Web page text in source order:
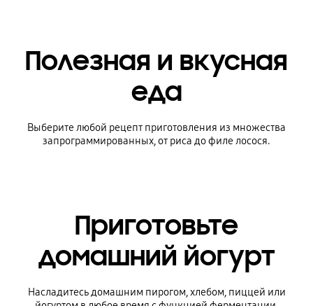
Полезная и вкусная
еда
Выберите любой рецепт приготовления из множества
запрограммированных, от риса до филе лосося.
Приготовьте
домашний йогурт
Насладитесь домашним пирогом, хлебом, пиццей или